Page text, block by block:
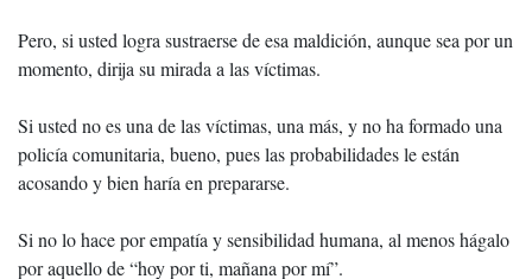
Pero, si usted logra sustraerse de esa maldición, aunque sea por un
momento, dirija su mirada a las víctimas.
Si usted no es una de las víctimas, una más, y no ha formado una
policía comunitaria, bueno, pues las probabilidades le están
acosando y bien haría en prepararse.
Si no lo hace por empatía y sensibilidad humana, al menos hágalo
por aquello de “hoy por ti, mañana por mí”.